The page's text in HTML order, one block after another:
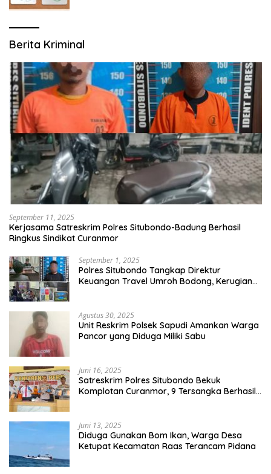
Berita Kriminal
September 11, 2025
Kerjasama Satreskrim Polres Situbondo-Badung Berhasil
Ringkus Sindikat Curanmor
September 1, 2025
Polres Situbondo Tangkap Direktur
Keuangan Travel Umroh Bodong, Kerugian
Agustus 30, 2025
Unit Reskrim Polsek Sapudi Amankan Warga
Pancor yang Diduga Miliki Sabu
Juni 16, 2025
Satreskrim Polres Situbondo Bekuk
Komplotan Curanmor, 9 Tersangka Berhasil
Juni 13, 2025
Diduga Gunakan Bom Ikan, Warga Desa
Ketupat Kecamatan Raas Terancam Pidana